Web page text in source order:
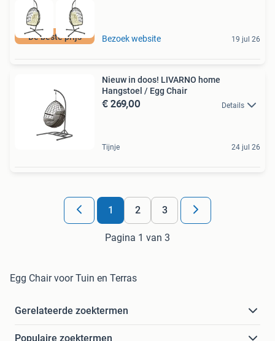
De beste prijs Bezoek website 19 jul 26
Nieuw in doos! LIVARNO home
Hangstoel / Egg Chair
€ 269,00 Details
Tijnje 24 jul 26
1 2 3
Pagina 1 van 3
Egg Chair voor Tuin en Terras
Gerelateerde zoektermen
Populaire zoektermen